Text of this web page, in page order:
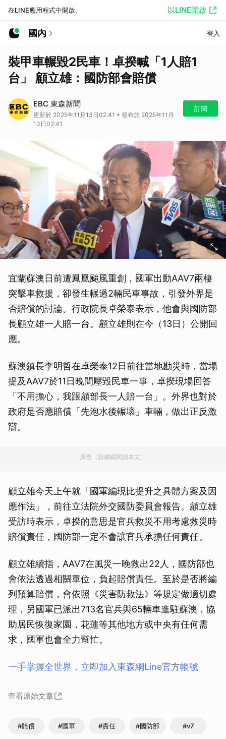
在LINE應用程式中開啟。 以LINE開啟
國內 登入
裝甲車輾毀2民車！卓揆喊「1人賠1
台」 顧立雄：國防部會賠償
EBC 東森新聞
更新於 2025年11月13日02:41 • 發布於 2025年11月
13日02:41
訂閱
宜蘭蘇澳日前遭鳳凰颱風重創，國軍出動AAV7兩棲
突擊車救援，卻發生輾過2輛民車事故，引發外界是
否賠償的討論。行政院長卓榮泰表示，他會與國防部
長顧立雄一人賠一台。顧立雄則在今（13日）公開回
應。
蘇澳鎮長李明哲在卓榮泰12日前往當地勘災時，當場
提及AAV7於11日晚間壓毀民車一事，卓揆現場回答
「不用擔心，我跟顧部長一人賠一台」。外界也對於
政府是否應賠償「先泡水後輾壞」車輛，做出正反激
辯。
廣告（請繼續閱讀本文）
顧立雄今天上午就「國軍編現比提升之具體方案及因
應作法」，前往立法院外交國防委員會報告。顧立雄
受訪時表示，卓揆的意思是官兵救災不用考慮救災時
賠償責任，國防部一定不會讓官兵承擔任何責任。
顧立雄續指，AAV7在風災一晚救出22人，國防部也
會依法透過相關單位，負起賠償責任。至於是否將編
列預算賠償，會依照《災害防救法》等規定做適切處
理，另國軍已派出713名官兵與65輛車進駐蘇澳，協
助居民恢復家園，花蓮等其他地方或中央有任何需
求，國軍也會全力幫忙。
一手掌握全世界，立即加入東森網Line官方帳號
查看原始文章
#賠償 #國軍 #責任 #國防部 #v7